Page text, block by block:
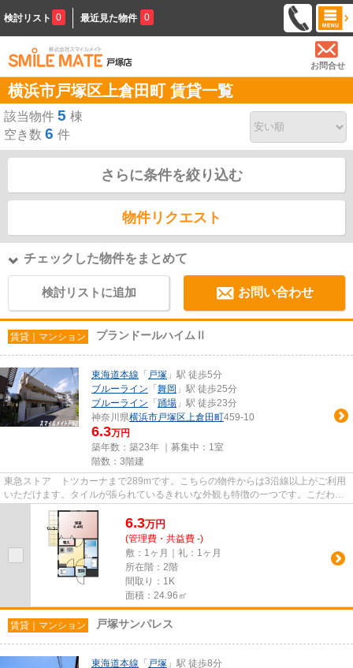
検討リスト 0 最近見た物件 0
お問合せ
横浜市戸塚区上倉田町 賃貸一覧
該当物件 5 棟
空き数 6 件
さらに条件を絞り込む
物件リクエスト
チェックした物件をまとめて
検討リストに追加 お問い合わせ
賃貸｜マンション プランドールハイムⅡ
東海道本線 「 戸塚 」駅 徒歩5分
ブルーライン 「 舞岡 」駅 徒歩25分
ブルーライン 「 踊場 」駅 徒歩23分
神奈川県横浜市戸塚区上倉田町459-10
6.3万円
築年数：築23年 ｜募集中： 1室
階数：3階建
東急ストア トツカーナまで289mです。こちらの物件からは3沿線以上がご利用
いただけます。タイルが張られているきれいな外観も特徴の一つです。こだわり
ポイント満載のプランドールハ...
6.3万円
(管理費・共益費 -)
敷：1ヶ月｜礼：1ヶ月
所在階：2階
間取り：1K
面積：24.96㎡
賃貸｜マンション 戸塚サンパレス
東海道本線 「 戸塚 」駅 徒歩8分